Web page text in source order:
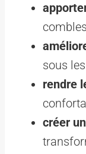
sous
rendre
créer